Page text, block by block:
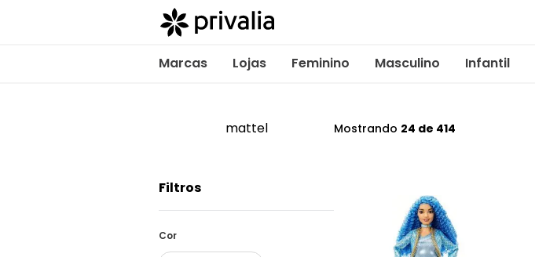
Marcas Lojas Feminino Masculino Infantil
mattel Mostrando 24 de 414
Filtros
Cor